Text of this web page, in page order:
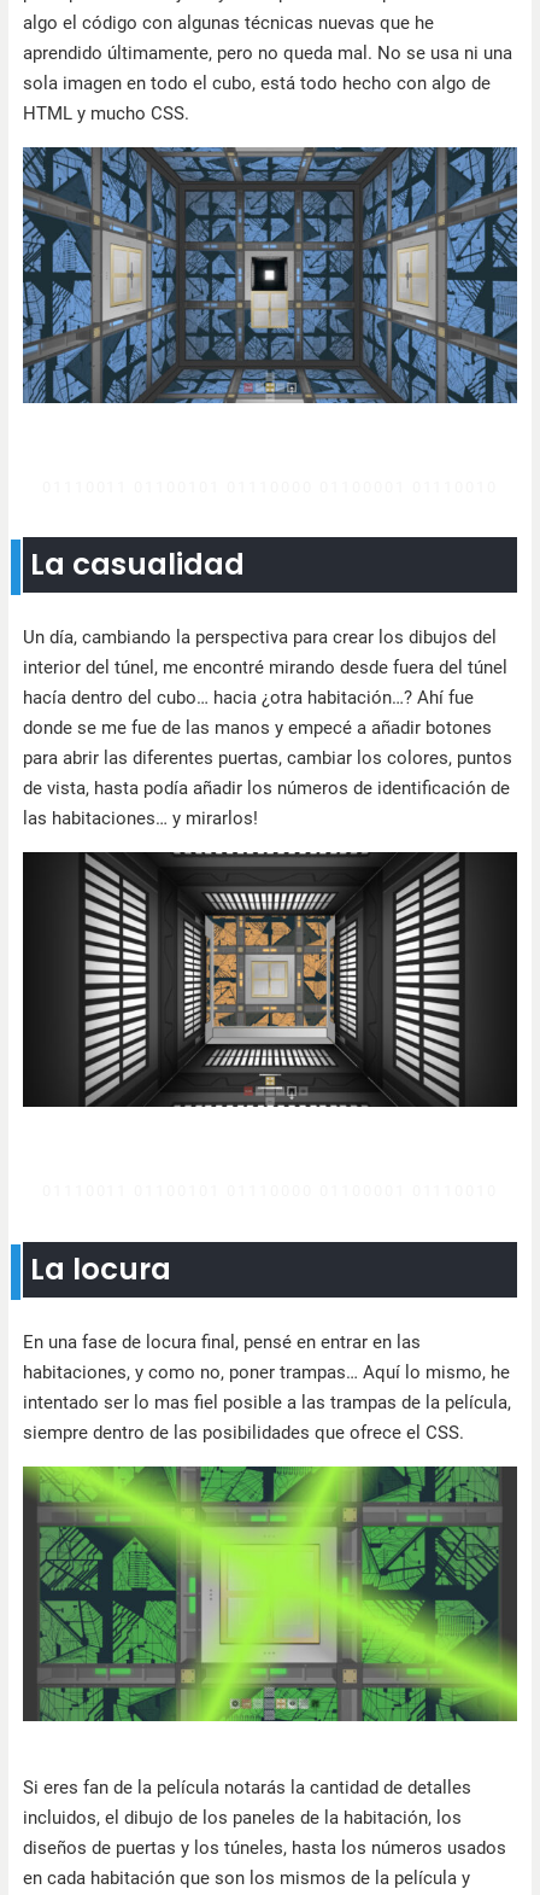
algo el código con algunas técnicas nuevas que he
aprendido últimamente, pero no queda mal. No se usa ni una
sola imagen en todo el cubo, está todo hecho con algo de
HTML y mucho CSS.
La casualidad
Un día, cambiando la perspectiva para crear los dibujos del
interior del túnel, me encontré mirando desde fuera del túnel
hacía dentro del cubo… hacia ¿otra habitación…? Ahí fue
donde se me fue de las manos y empecé a añadir botones
para abrir las diferentes puertas, cambiar los colores, puntos
de vista, hasta podía añadir los números de identificación de
las habitaciones… y mirarlos!
La locura
En una fase de locura final, pensé en entrar en las
habitaciones, y como no, poner trampas… Aquí lo mismo, he
intentado ser lo mas fiel posible a las trampas de la película,
siempre dentro de las posibilidades que ofrece el CSS.
Si eres fan de la película notarás la cantidad de detalles
incluidos, el dibujo de los paneles de la habitación, los
diseños de puertas y los túneles, hasta los números usados
en cada habitación que son los mismos de la película y